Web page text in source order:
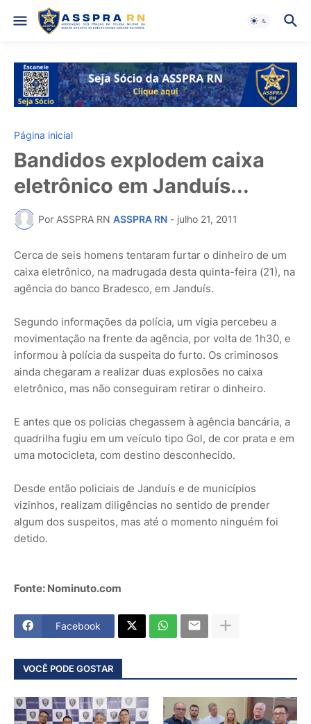
Página inicial
Bandidos explodem caixa
eletrônico em Janduís...
Por ASSPRA RN ASSPRA RN - julho 21, 2011
Cerca de seis homens tentaram furtar o dinheiro de um
caixa eletrônico, na madrugada desta quinta-feira (21), na
agência do banco Bradesco, em Janduís.
Segundo informações da polícia, um vigia percebeu a
movimentação na frente da agência, por volta de 1h30, e
informou à polícia da suspeita do furto. Os criminosos
ainda chegaram a realizar duas explosões no caixa
eletrônico, mas não conseguiram retirar o dinheiro.
E antes que os policias chegassem à agência bancária, a
quadrilha fugiu em um veículo tipo Gol, de cor prata e em
uma motocicleta, com destino desconhecido.
Desde então policiais de Janduís e de municípios
vizinhos, realizam diligências no sentido de prender
algum dos suspeitos, mas até o momento ninguém foi
detido.
Fonte: Nominuto.com
Facebook
VOCÊ PODE GOSTAR